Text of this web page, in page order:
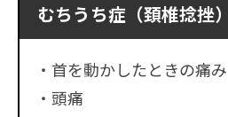
むちうち症（頚椎捻挫
首を動かしたときの痛み
頭痛